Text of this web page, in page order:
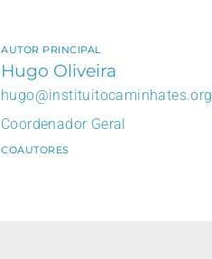
AUTOR PRINCIPAL
Hugo Oliveira
hugo@instituitocaminhates.org
Coordenador Geral
COAUTORES